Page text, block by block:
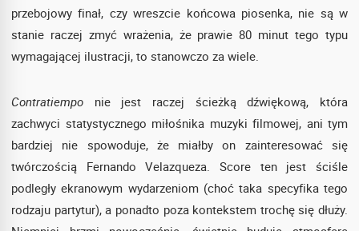
przebojowy finał, czy wreszcie końcowa piosenka, nie są w
stanie raczej zmyć wrażenia, że prawie 80 minut tego typu
wymagającej ilustracji, to stanowczo za wiele.
Contratiempo nie jest raczej ścieżką dźwiękową, która
zachwyci statystycznego miłośnika muzyki filmowej, ani tym
bardziej nie spowoduje, że miałby on zainteresować się
twórczością Fernando Velazqueza. Score ten jest ściśle
podległy ekranowym wydarzeniom (choć taka specyfika tego
rodzaju partytur), a ponadto poza kontekstem trochę się dłuży.